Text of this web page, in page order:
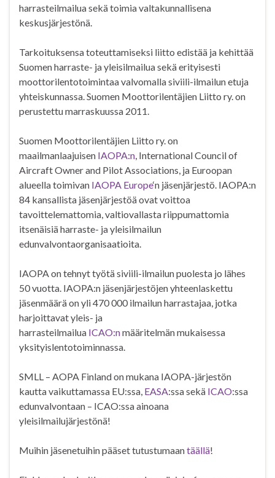
harrasteilmailua sekä toimia valtakunnallisena
keskusjärjestönä.
Tarkoituksensa toteuttamiseksi liitto edistää ja kehittää
Suomen harraste- ja yleisilmailua sekä erityisesti
moottorilentotoimintaa valvomalla siviili-ilmailun etuja
yhteiskunnassa. Suomen Moottorilentäjien Liitto ry. on
perustettu marraskuussa 2011.
Suomen Moottorilentäjien Liitto ry. on
maailmanlaajuisen IAOPA:n, International Council of
Aircraft Owner and Pilot Associations, ja Euroopan
alueella toimivan IAOPA Europe‘n jäsenjärjestö. IAOPA:n
84 kansallista jäsenjärjestöä ovat voittoa
tavoittelemattomia, valtiovallasta riippumattomia
itsenäisiä harraste- ja yleisilmailun
edunvalvontaorganisaatioita.
IAOPA on tehnyt työtä siviili-ilmailun puolesta jo lähes
50 vuotta. IAOPA:n jäsenjärjestöjen yhteenlaskettu
jäsenmäärä on yli 470 000 ilmailun harrastajaa, jotka
harjoittavat yleis- ja
harrasteilmailua ICAO:nmääritelmän mukaisessa
yksityislentotoiminnassa.
SMLL – AOPA Finland on mukana IAOPA-järjestön
kautta vaikuttamassa EU:ssa, EASA:ssa sekä ICAO:ssa
edunvalvontaan – ICAO:ssa ainoana
yleisilmailujärjestönä!
Muihin jäsenetuihin pääset tutustumaantäällä!